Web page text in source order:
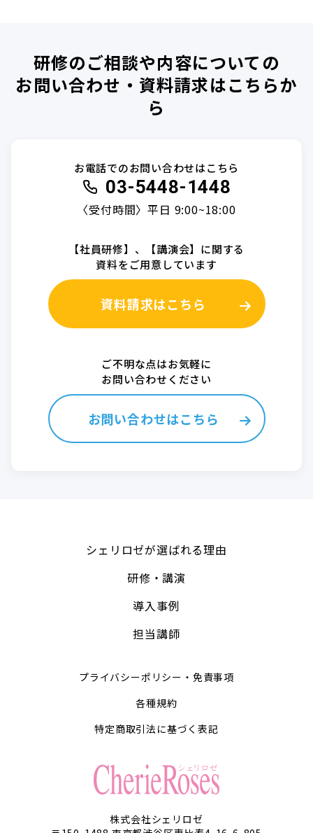
研修のご相談や内容についての
お問い合わせ・資料請求はこちらか
ら
お電話でのお問い合わせはこちら
03-5448-1448
〈受付時間〉平日 9:00~18:00
【社員研修】、【講演会】に関する
資料をご用意しています
資料請求はこちら
ご不明な点はお気軽に
お問い合わせください
お問い合わせはこちら
シェリロゼが選ばれる理由
研修・講演
導入事例
担当講師
プライバシーポリシー・免責事項
各種規約
特定商取引法に基づく表記
株式会社シェリロゼ